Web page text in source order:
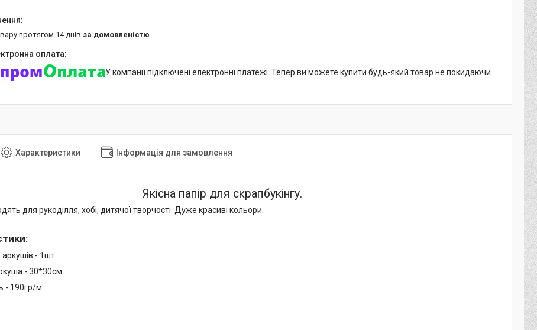
протягом 14 днів за домовленістю
У компанії підключені електронні платежі. Тепер ви можете купити будь-який товар не покидаючи
Характеристики Інформація для замовлення
Якісна папір для скрапбукінгу.
для рукоділля, хобі, дитячої творчості. Дуже красиві кольори.
:
аркушів - 1шт
- 30*30см
- 190гр/м